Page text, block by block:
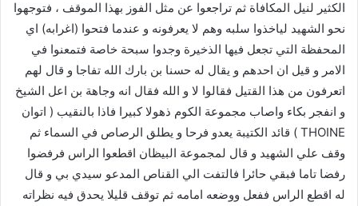
الكثير لنيل المكافاة ثم تراجعوا عن مثل الفوز بهذا الموقف ، فتوجهوا
نحو الشهيد لياخذوا سلبه وهم لا يعرفونه و عندما فتحوا (اغرابه) اي
المحفظة التي تجعل فيها الذخيرة وجدوا سبحة خاصة فتمعنوا في
الامر و قيل ان احدهم و يقال له حسنا بن بارك الله تفاجا و قال لهم
اتعرفون من هذا القتيل فقالوا لا و الله فقال انه وجاهة بن اعل الشيخ
و انفجر بكاء واصاب مجموعة الكوم ذهولا كبيرا فاذا بالنقيب ( اتوان
THOINE ) قائد الكتيبة يعدو فرحا و يطلق الرصاص في السماء ثم
وقف علي الشهيد و قال لمجموعة البيظان اقطعوا الراس فرفضوا
رفضا تاما فبقي حائرا فالتفت الي القناص المدعو سيدي بي و قال
له اقطع الراس ففعل ووضعه امامه ثم توقف قليلا يحدق فيه نظراته